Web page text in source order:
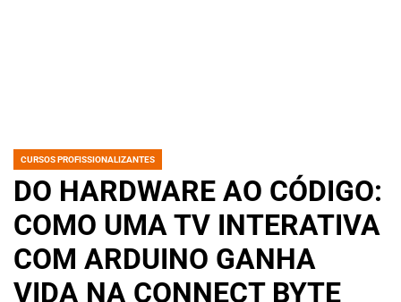
POSTED
CURSOS PROFISSIONALIZANTES
DO HARDWARE AO CÓDIGO:
COMO UMA TV INTERATIVA
COM ARDUINO GANHA
VIDA NA CONNECT BYTE